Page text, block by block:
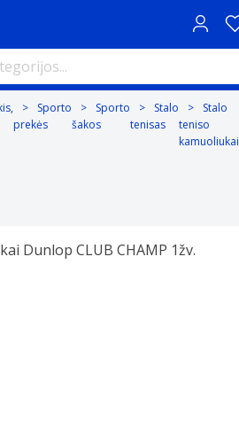
Sporto
prekės
Sporto
šakos
Stalo
tenisas
Stalo
teniso
kamuoliukai
Dunlop CLUB CHAMP 1žv.